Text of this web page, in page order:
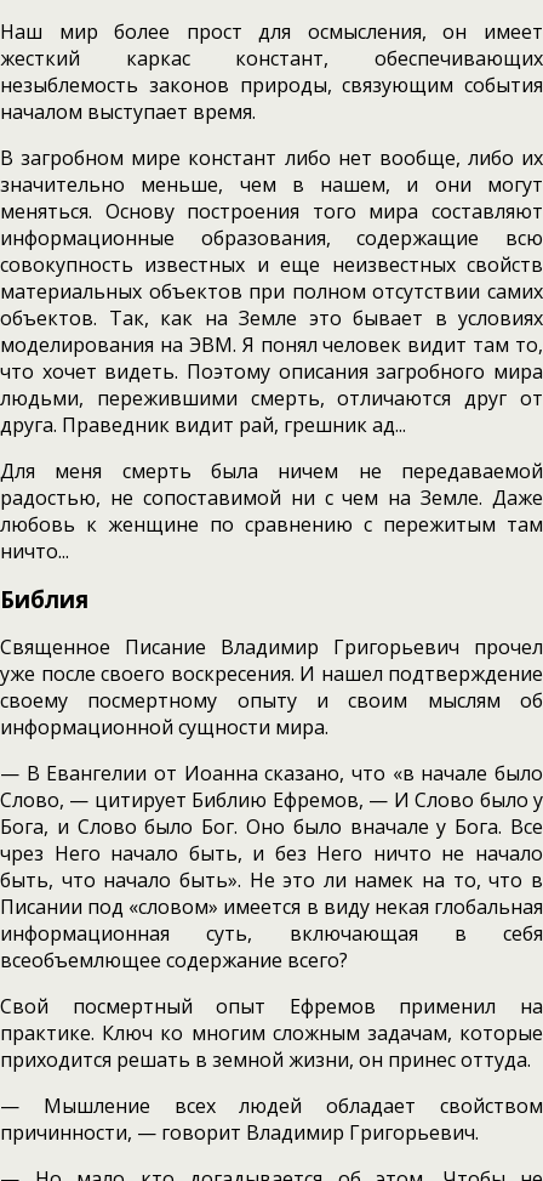
Наш мир более прост для осмысления, он имеет
жесткий каркас констант, обеспечивающих
незыблемость законов природы, связующим события
началом выступает время.
В загробном мире констант либо нет вообще, либо их
значительно меньше, чем в нашем, и они могут
меняться. Основу построения того мира составляют
информационные образования, содержащие всю
совокупность известных и еще неизвестных свойств
материальных объектов при полном отсутствии самих
объектов. Так, как на Земле это бывает в условиях
моделирования на ЭВМ. Я понял человек видит там то,
что хочет видеть. Поэтому описания загробного мира
людьми, пережившими смерть, отличаются друг от
друга. Праведник видит рай, грешник ад...
Для меня смерть была ничем не передаваемой
радостью, не сопоставимой ни с чем на Земле. Даже
любовь к женщине по сравнению с пережитым там
ничто...
Библия
Священное Писание Владимир Григорьевич прочел
уже после своего воскресения. И нашел подтверждение
своему посмертному опыту и своим мыслям об
информационной сущности мира.
— В Евангелии от Иоанна сказано, что «в начале было
Слово, — цитирует Библию Ефремов, — И Слово было у
Бога, и Слово было Бог. Оно было вначале у Бога. Все
чрез Него начало быть, и без Него ничто не начало
быть, что начало быть». Не это ли намек на то, что в
Писании под «словом» имеется в виду некая глобальная
информационная суть, включающая в себя
всеобъемлющее содержание всего?
Свой посмертный опыт Ефремов применил на
практике. Ключ ко многим сложным задачам, которые
приходится решать в земной жизни, он принес оттуда.
— Мышление всех людей обладает свойством
причинности, — говорит Владимир Григорьевич.